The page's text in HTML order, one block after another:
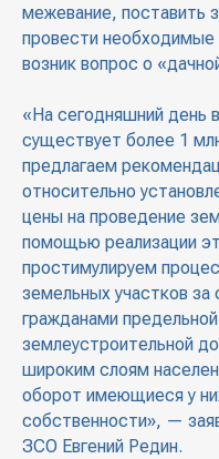
межевание, поставить
провести
возник вопрос о
«На сегодняшний день
существует более 1
предлагаем
относительно
цены на проведение
помощью реализации
простимулируем
земельных участков за
гражданами
землеустроительной
широким слоям
оборот имеющиеся у
собственности», —
ЗСО Евгений Редин.